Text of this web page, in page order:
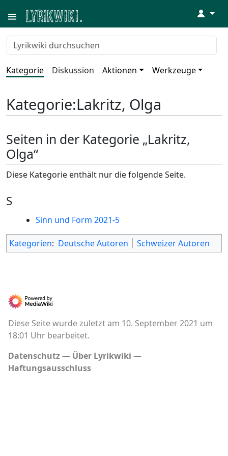
↓
Kategorie Diskussion Aktionen Werkzeuge
Kategorie:Lakritz, Olga
Seiten in der Kategorie „Lakritz,
Olga“
Diese Kategorie enthält nur die folgende Seite.
S
Sinn und Form 2021-5
Kategorien: Deutsche Autoren Schweizer Autoren
Diese Seite wurde zuletzt am 10. September 2021 um
18:01 Uhr bearbeitet.
Datenschutz
Über Lyrikwiki
Haftungsausschluss